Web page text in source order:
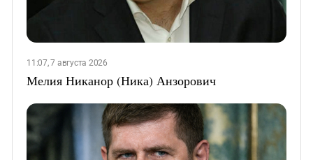
11:07, 7 августа 2026
Мелия Никанор (Ника) Анзорович